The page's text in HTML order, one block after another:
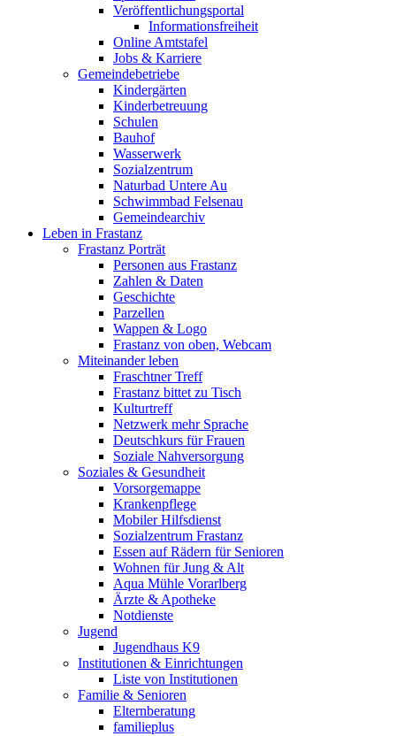
Veröffentlichungsportal
Informationsfreiheit
Online Amtstafel
Jobs & Karriere
Gemeindebetriebe
Kindergärten
Kinderbetreuung
Schulen
Bauhof
Wasserwerk
Sozialzentrum
Naturbad Untere Au
Schwimmbad Felsenau
Gemeindearchiv
Leben in Frastanz
Frastanz Porträt
Personen aus Frastanz
Zahlen & Daten
Geschichte
Parzellen
Wappen & Logo
Frastanz von oben, Webcam
Miteinander leben
Fraschtner Treff
Frastanz bittet zu Tisch
Kulturtreff
Netzwerk mehr Sprache
Deutschkurs für Frauen
Soziale Nahversorgung
Soziales & Gesundheit
Vorsorgemappe
Krankenpflege
Mobiler Hilfsdienst
Sozialzentrum Frastanz
Essen auf Rädern für Senioren
Wohnen für Jung & Alt
Aqua Mühle Vorarlberg
Ärzte & Apotheke
Notdienste
Jugend
Jugendhaus K9
Institutionen & Einrichtungen
Liste von Institutionen
Familie & Senioren
Elternberatung
familieplus